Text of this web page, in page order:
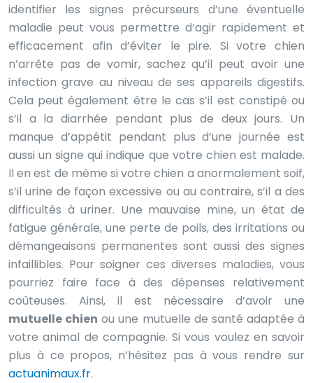
identifier les signes précurseurs d’une éventuelle
maladie peut vous permettre d’agir rapidement et
efficacement afin d’éviter le pire. Si votre chien
n’arrête pas de vomir, sachez qu’il peut avoir une
infection grave au niveau de ses appareils digestifs.
Cela peut également être le cas s’il est constipé ou
s’il a la diarrhée pendant plus de deux jours. Un
manque d’appétit pendant plus d’une journée est
aussi un signe qui indique que votre chien est malade.
Il en est de même si votre chien a anormalement soif,
s’il urine de façon excessive ou au contraire, s’il a des
difficultés à uriner. Une mauvaise mine, un état de
fatigue générale, une perte de poils, des irritations ou
démangeaisons permanentes sont aussi des signes
infaillibles. Pour soigner ces diverses maladies, vous
pourriez faire face à des dépenses relativement
coûteuses. Ainsi, il est nécessaire d’avoir une
mutuelle chien ou une mutuelle de santé adaptée à
votre animal de compagnie. Si vous voulez en savoir
plus à ce propos, n’hésitez pas à vous rendre sur
actuanimaux.fr.